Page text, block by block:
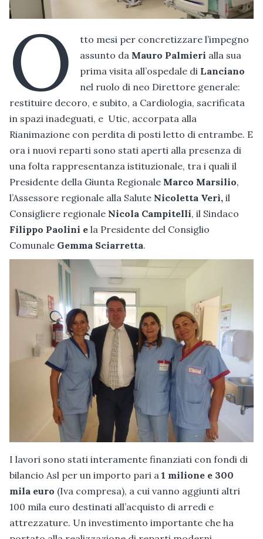
O
tto mesi per concretizzare l’impegno
assunto da Mauro Palmieri alla sua
prima visita all’ospedale di Lanciano
nel ruolo di neo Direttore generale:
restituire decoro, e subito, a Cardiologia, sacrificata
in spazi inadeguati, e Utic, accorpata alla
Rianimazione con perdita di posti letto di entrambe. E
ora i nuovi reparti sono stati aperti alla presenza di
una folta rappresentanza istituzionale, tra i quali il
Presidente della Giunta Regionale Marco Marsilio,
l’Assessore regionale alla Salute Nicoletta Verì, il
Consigliere regionale Nicola Campitelli, il Sindaco
Filippo Paolini e la Presidente del Consiglio
Comunale Gemma Sciarretta.
I lavori sono stati interamente finanziati con fondi di
bilancio Asl per un importo pari a 1 milione e 300
mila euro (Iva compresa), a cui vanno aggiunti altri
100 mila euro destinati all’acquisto di arredi e
attrezzature. Un investimento importante che ha